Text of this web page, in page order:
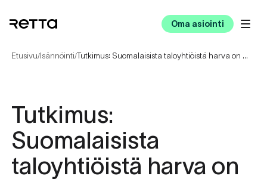
Oma asiointi
Etusivu/Isännöinti/ Tutkimus: Suomalaisista taloyhtiöistä harva on aloittanut valmistautumisen sähkö- ja hybridiautojen lataamiseen
Tutkimus:
Suomalaisista
taloyhtiöistä harva on